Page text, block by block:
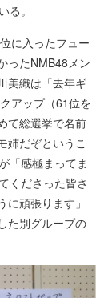
る。
に入ったフュー
ったNMB48メン
美織は「去年ギ
アップ（61位を
て総選挙で名前
姉だぞというこ
「感極まってま
くださった皆さ
頑張ります」
た別グループの